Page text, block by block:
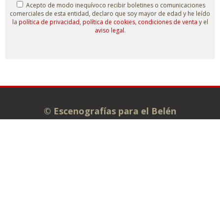
Acepto de modo inequívoco recibir boletines o comunicaciones
comerciales de esta entidad, declaro que soy mayor de edad y he leído
la política de privacidad, política de cookies, condiciones de venta y el
aviso legal.
© Escenografías para el Belén